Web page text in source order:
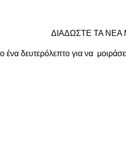
ΔΙΑΔΩΣΤΕ ΤΑ ΝΕΑ
ένα δευτερόλεπτο για να